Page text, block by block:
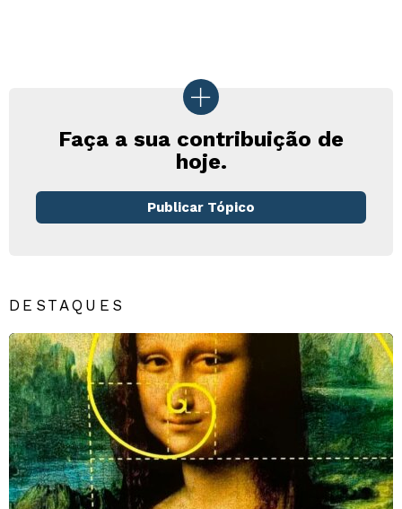
Faça a sua contribuição de
hoje.
Publicar Tópico
DESTAQUES